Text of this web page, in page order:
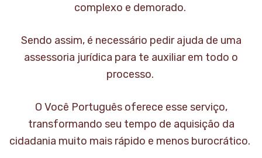
complexo e demorado.
Sendo assim, é necessário pedir ajuda de uma
assessoria jurídica para te auxiliar em todo o
processo.
O Você Português oferece esse serviço,
transformando seu tempo de aquisição da
cidadania muito mais rápido e menos burocrático.